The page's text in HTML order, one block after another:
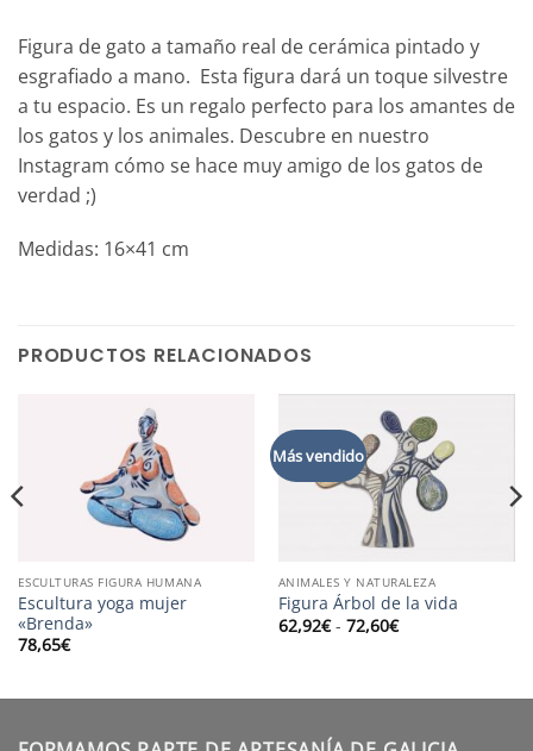
Figura de gato a tamaño real de cerámica pintado y
esgrafiado a mano. Esta figura dará un toque silvestre
a tu espacio. Es un regalo perfecto para los amantes de
los gatos y los animales. Descubre en nuestro
Instagram cómo se hace muy amigo de los gatos de
verdad ;)
Medidas: 16×41 cm
PRODUCTOS RELACIONADOS
ESCULTURAS FIGURA HUMANA
Escultura yoga mujer
«Brenda»
78,65€
Más vendido
ANIMALES Y NATURALEZA
Figura Árbol de la vida
62,92€ - 72,60€Rango
de
hasta